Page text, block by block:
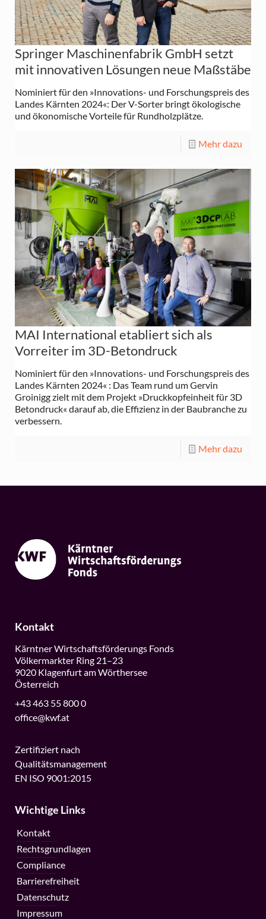
Springer Maschinenfabrik GmbH setzt
mit innovativen Lösungen neue Maßstäbe
Nominiert für den »Innovations- und Forschungspreis des
Landes Kärnten 2024«: Der V-Sorter bringt ökologische
und ökonomische Vorteile für Rundholzplätze.
Mehr dazu
MAI International etabliert sich als
Vorreiter im 3D-Betondruck
Nominiert für den »Innovations- und Forschungspreis des
Landes Kärnten 2024« : Das Team rund um Gervin
Groinigg zielt mit dem Projekt »Druckkopfeinheit für 3D
Betondruck« darauf ab, die Effizienz in der Baubranche zu
verbessern.
Mehr dazu
Kontakt
Kärntner Wirtschaftsförderungs Fonds
Völkermarkter Ring 21–23
9020 Klagenfurt am Wörthersee
Österreich
+43 463 55 800 0
office@kwf.at
Zertifiziert nach
Qualitätsmanagement
EN ISO 9001:2015
Wichtige Links
Kontakt
Rechtsgrundlagen
Compliance
Barrierefreiheit
Datenschutz
Impressum